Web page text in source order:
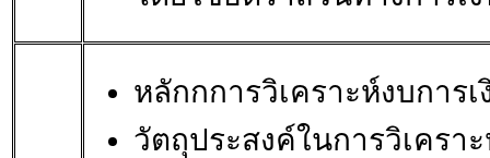
หลักกการวิเคราะห์งบการเ
วัตถุประสงค์ในการวิเครา